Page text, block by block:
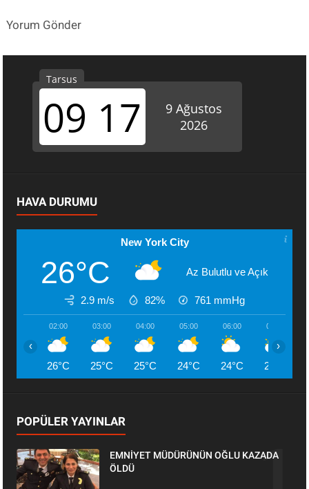
Yorum Gönder
HAVA DURUMU
New York City
26°C Az Bulutlu ve Açık
2.9 m/s 82% 761 mmHg
02:00
26°C
03:00
25°C
04:00
25°C
05:00
24°C
06:00
24°C
07:00
25°C
‹ ›
POPÜLER YAYINLAR
EMNİYET MÜDÜRÜNÜN OĞLU KAZADA
ÖLDÜ